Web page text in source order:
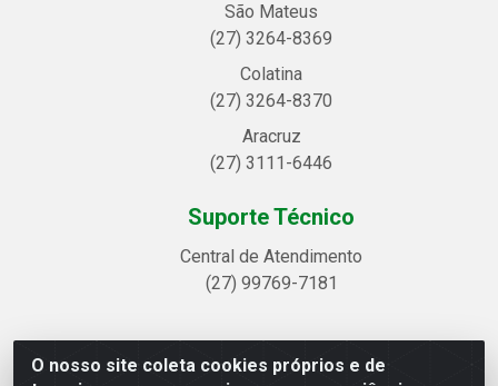
O nosso site coleta cookies próprios e de
São Mateus
(27) 3264-8369
Colatina
(27) 3264-8370
Aracruz
(27) 3111-6446
Suporte Técnico
Central de Atendimento
(27) 99769-7181
Linhavix Distribuidora LTDA - Avenida Alegre, 2521 -